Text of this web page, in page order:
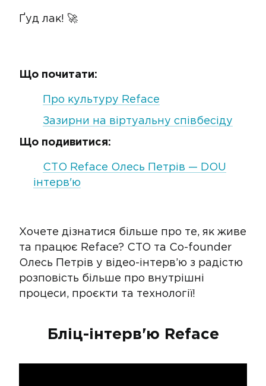
Ґуд лак! 🚀
Що почитати:
Про культуру Reface
Зазирни на віртуальну співбесіду
Що подивитися:
СТО Reface Олесь Петрів — DOU
інтерв'ю
Хочете дізнатися більше про те, як живе
та працює Reface? CTO та Co-founder
Олесь Петрів у відео-інтерв’ю з радістю
розповість більше про внутрішні
процеси, проєкти та технології!
Бліц-інтерв'ю Reface